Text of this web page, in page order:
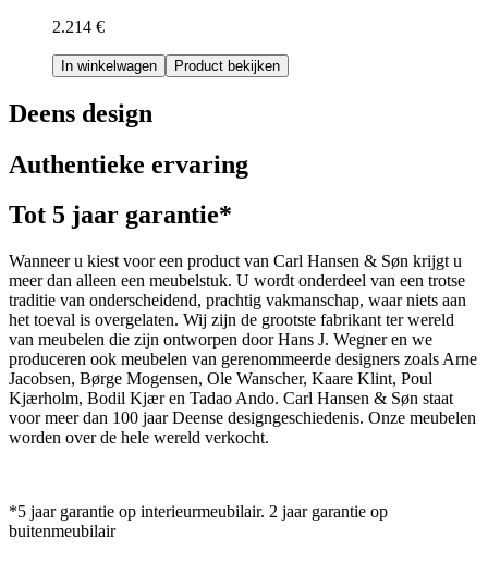
2.214 €
In winkelwagen Product bekijken
Deens design
Authentieke ervaring
Tot 5 jaar garantie*
Wanneer u kiest voor een product van Carl Hansen & Søn krijgt u
meer dan alleen een meubelstuk. U wordt onderdeel van een trotse
traditie van onderscheidend, prachtig vakmanschap, waar niets aan
het toeval is overgelaten. Wij zijn de grootste fabrikant ter wereld
van meubelen die zijn ontworpen door Hans J. Wegner en we
produceren ook meubelen van gerenommeerde designers zoals Arne
Jacobsen, Børge Mogensen, Ole Wanscher, Kaare Klint, Poul
Kjærholm, Bodil Kjær en Tadao Ando. Carl Hansen & Søn staat
voor meer dan 100 jaar Deense designgeschiedenis. Onze meubelen
worden over de hele wereld verkocht.
*5 jaar garantie op interieurmeubilair. 2 jaar garantie op
buitenmeubilair